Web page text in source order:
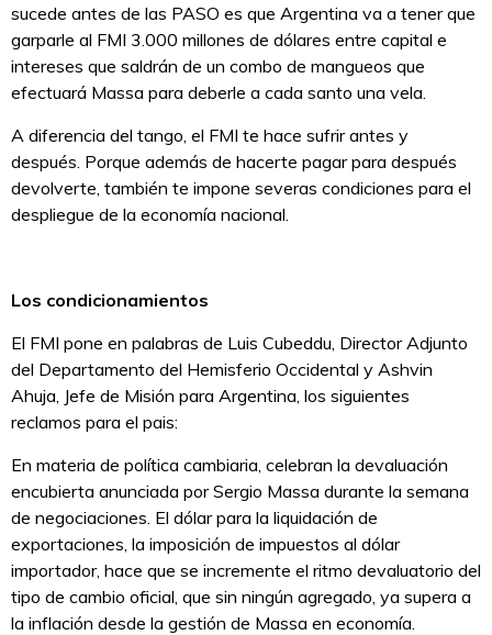
sucede antes de las PASO es que Argentina va a tener que
garparle al FMI 3.000 millones de dólares entre capital e
intereses que saldrán de un combo de mangueos que
efectuará Massa para deberle a cada santo una vela.
A diferencia del tango, el FMI te hace sufrir antes y
después. Porque además de hacerte pagar para después
devolverte, también te impone severas condiciones para el
despliegue de la economía nacional.
Los condicionamientos
El FMI pone en palabras de Luis Cubeddu, Director Adjunto
del Departamento del Hemisferio Occidental y Ashvin
Ahuja, Jefe de Misión para Argentina, los siguientes
reclamos para el pais:
En materia de política cambiaria, celebran la devaluación
encubierta anunciada por Sergio Massa durante la semana
de negociaciones. El dólar para la liquidación de
exportaciones, la imposición de impuestos al dólar
importador, hace que se incremente el ritmo devaluatorio del
tipo de cambio oficial, que sin ningún agregado, ya supera a
la inflación desde la gestión de Massa en economía.